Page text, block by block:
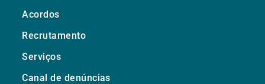
Acordos
Recrutamento
Serviços
Canal de denúncias